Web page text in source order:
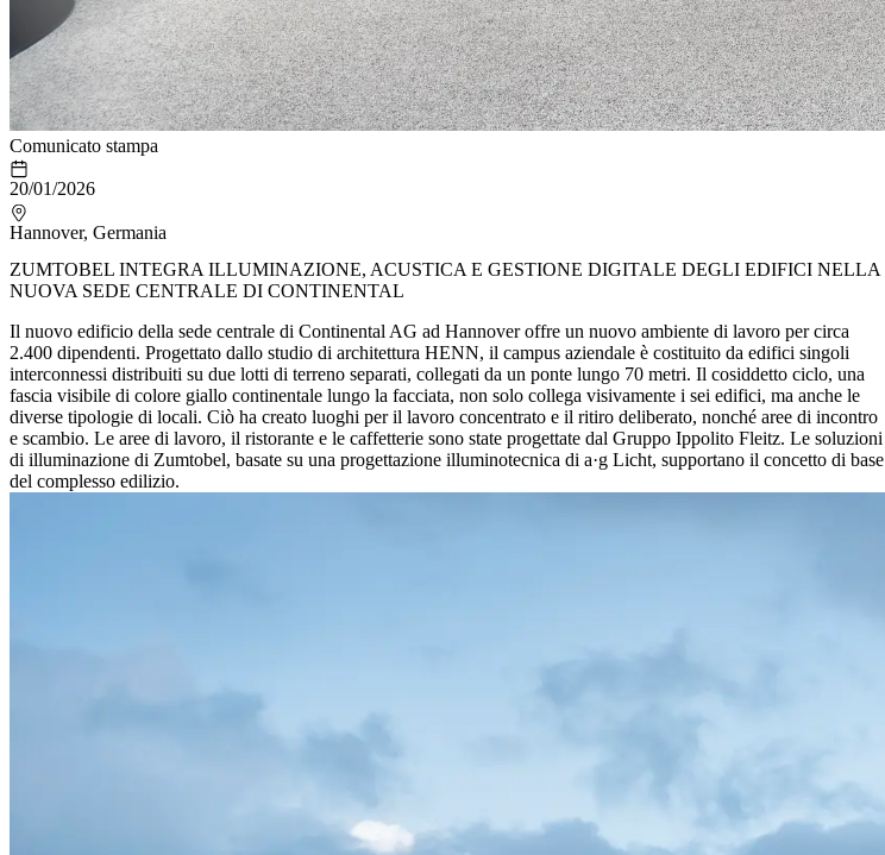
Comunicato stampa
20/01/2026
Hannover, Germania
ZUMTOBEL INTEGRA ILLUMINAZIONE, ACUSTICA E GESTIONE DIGITALE DEGLI EDIFICI NELLA
NUOVA SEDE CENTRALE DI CONTINENTAL
Il nuovo edificio della sede centrale di Continental AG ad Hannover offre un nuovo ambiente di lavoro per circa
2.400 dipendenti. Progettato dallo studio di architettura HENN, il campus aziendale è costituito da edifici singoli
interconnessi distribuiti su due lotti di terreno separati, collegati da un ponte lungo 70 metri. Il cosiddetto ciclo, una
fascia visibile di colore giallo continentale lungo la facciata, non solo collega visivamente i sei edifici, ma anche le
diverse tipologie di locali. Ciò ha creato luoghi per il lavoro concentrato e il ritiro deliberato, nonché aree di incontro
e scambio. Le aree di lavoro, il ristorante e le caffetterie sono state progettate dal Gruppo Ippolito Fleitz. Le soluzioni
di illuminazione di Zumtobel, basate su una progettazione illuminotecnica di a·g Licht, supportano il concetto di base
del complesso edilizio.